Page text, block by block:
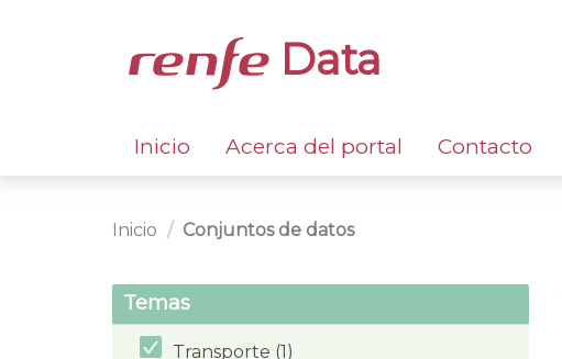
Data
Inicio Acerca del portal Contacto
Inicio Conjuntos de datos
Temas
Transporte (1)